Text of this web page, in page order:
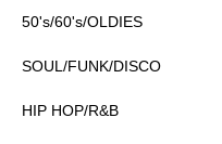
50's/60's/OLDIES
SOUL/FUNK/DISCO
HIP HOP/R&B